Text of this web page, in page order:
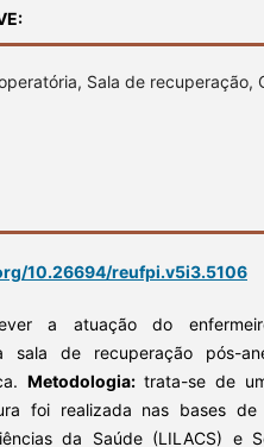
Sala de recuperação,
10.26694/reufpi.v5i3.5106
a atuação do
sala de recuperação pós-
Metodologia:trata-se de
foi realizada nas bases de
da Saúde (LILACS) e